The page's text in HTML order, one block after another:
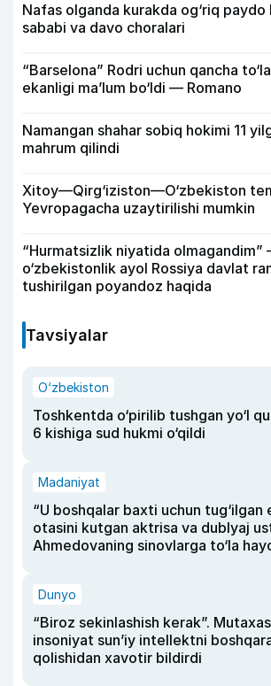
Nafas olganda kurakda og‘riq paydo
sababi va davo choralari
“Barselona” Rodri uchun qancha
ekanligi ma’lum bo‘ldi — Romano
Namangan shahar sobiq hokimi 11
mahrum qilindi
Xitoy—Qirg‘iziston—O‘zbekiston
Yevropagacha uzaytirilishi mumkin
“Hurmatsizlik niyatida olmagandim”
o‘zbekistonlik ayol Rossiya davlat
tushirilgan poyandoz haqida
Tavsiyalar
O‘zbekiston
Toshkentda o‘pirilib tushgan yo‘l
6 kishiga sud hukmi o‘qildi
Madaniyat
“U boshqalar baxti uchun tug‘ilgan
otasini kutgan aktrisa va dublyaj
Ahmedovaning sinovlarga to‘la
Dunyo
“Biroz sekinlashish kerak”.
insoniyat sun’iy intellektni
qolishidan xavotir bildirdi